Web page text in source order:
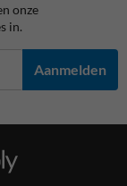
onze
in.
Aanmelden